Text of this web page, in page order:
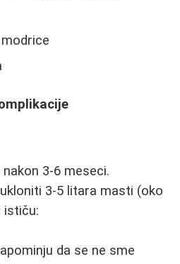
3-6 meseci.
3-5 litara masti (oko
ističu:
da se ne sme